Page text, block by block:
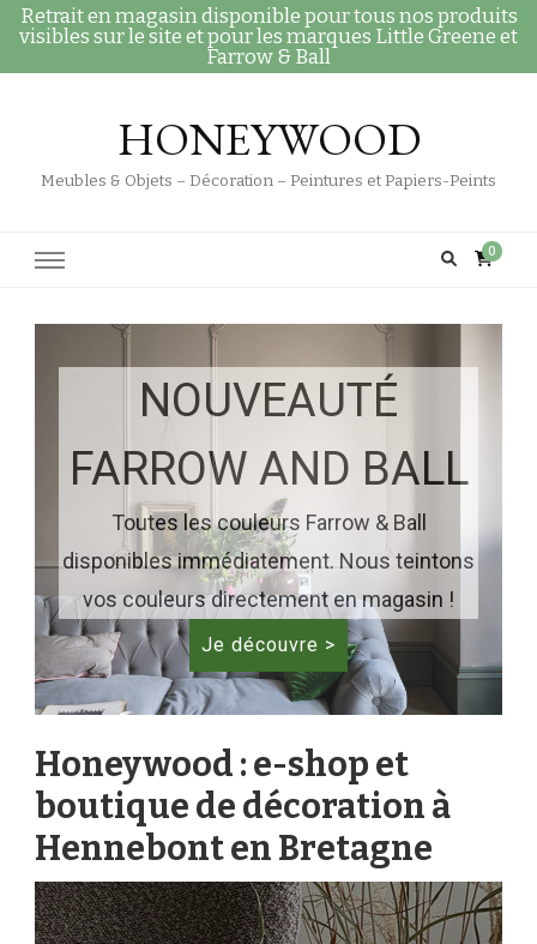
Retrait en magasin disponible pour tous nos produits
visibles sur le site et pour les marques Little Greene et
Farrow & Ball
HONEYWOOD
Meubles & Objets – Décoration – Peintures et Papiers-Peints
0
NOUVEAUTÉ
FARROW AND BALL
Toutes les couleurs Farrow & Ball
disponibles immédiatement. Nous teintons
vos couleurs directement en magasin !
Je découvre >
Honeywood : e-shop et
boutique de décoration à
Hennebont en Bretagne